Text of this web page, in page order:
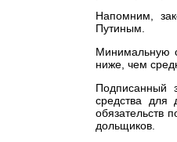
Напомним, з
Путиным.
Минимальную
ниже, чем
Подписанный
средства для
обязательств
дольщиков.